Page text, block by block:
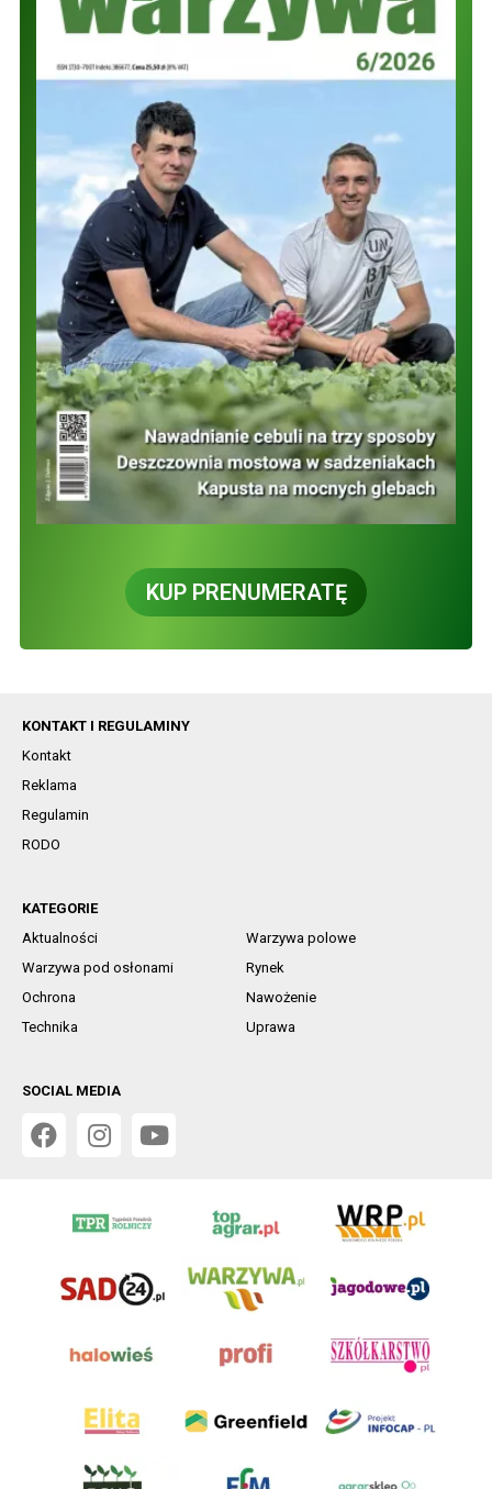
KUP PRENUMERATĘ
KONTAKT I REGULAMINY
Kontakt
Reklama
Regulamin
RODO
KATEGORIE
Aktualności
Warzywa polowe
Warzywa pod osłonami
Rynek
Ochrona
Nawożenie
Technika
Uprawa
SOCIAL MEDIA